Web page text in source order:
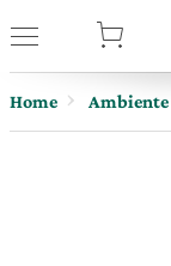
Home Ambiente